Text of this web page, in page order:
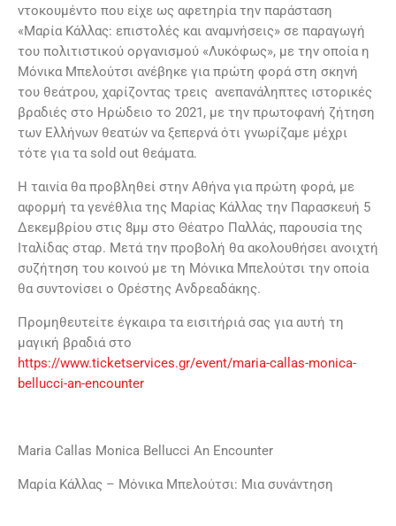
ντοκουμέντο που είχε ως αφετηρία την παράσταση
«Μαρία Κάλλας: επιστολές και αναμνήσεις» σε παραγωγή
του πολιτιστικού οργανισμού «Λυκόφως», με την οποία η
Μόνικα Μπελούτσι ανέβηκε για πρώτη φορά στη σκηνή
του θεάτρου, χαρίζοντας τρεις ανεπανάληπτες ιστορικές
βραδιές στο Ηρώδειο το 2021, με την πρωτοφανή ζήτηση
των Ελλήνων θεατών να ξεπερνά ότι γνωρίζαμε μέχρι
τότε για τα sold out θεάματα.
Η ταινία θα προβληθεί στην Αθήνα για πρώτη φορά, με
αφορμή τα γενέθλια της Μαρίας Κάλλας την Παρασκευή 5
Δεκεμβρίου στις 8μμ στο Θέατρο Παλλάς, παρουσία της
Ιταλίδας σταρ. Μετά την προβολή θα ακολουθήσει ανοιχτή
συζήτηση του κοινού με τη Μόνικα Μπελούτσι την οποία
θα συντονίσει ο Ορέστης Ανδρεαδάκης.
Προμηθευτείτε έγκαιρα τα εισιτήριά σας για αυτή τη
μαγική βραδιά στο
https://www.ticketservices.gr/event/maria-callas-monica-
bellucci-an-encounter
Maria Callas Monica Bellucci An Encounter
Μαρία Κάλλας – Μόνικα Μπελούτσι: Μια συνάντηση